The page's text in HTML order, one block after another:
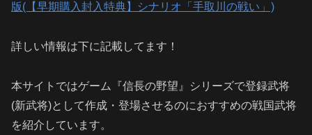
版(【早期購入封入特典】シナリオ「手取川の戦い」)
詳しい情報は下に記載してます！
本サイトではゲーム『信長の野望』シリーズで登録武将
(新武将)として作成・登場させるのにおすすめの戦国武将
を紹介しています。